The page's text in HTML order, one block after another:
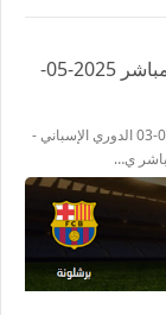
مشاهدة مباراة ريال بلد الوليد و برشلونة بث مباشر 2025-05-
مشاهدة مباراة ريال بلد الوليد و برشلونة بث مباشر 2025-05-03 الدوري الإسباني -
ي…